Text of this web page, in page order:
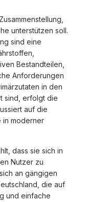
unterstützen soll.
sind eine
Bestandteilen,
Anforderungen
in den
sind, erfolgt die
auf die
in moderner
dass sie sich in
Nutzer zu
an gängigen
die auf
und einfache